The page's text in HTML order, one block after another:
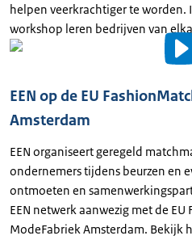
Uitgeschreven
tekst
helpen veerkrachtiger te worden.
workshop leren bedrijven van
EEN op de EU
Amsterdam
EEN organiseert geregeld
ondernemers tijdens beurzen en
ontmoeten en
EEN netwerk aanwezig met de
ModeFabriek Amsterdam. Bekijk